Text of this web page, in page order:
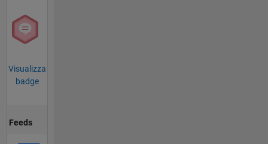
Visualizza
badge
Feeds